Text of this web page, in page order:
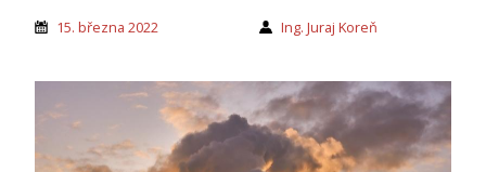
15. března 2022 Ing. Juraj Koreň